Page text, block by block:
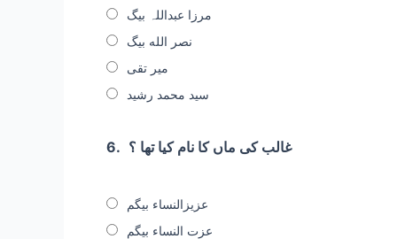
مرزا عبداللہ بیگ
نصر الله بیگ
میر تقی
سید محمد رشید
6. غالب کی ماں کا نام کیا تھا ؟
عزیزالنساء بیگم
عزت النساء بیگم